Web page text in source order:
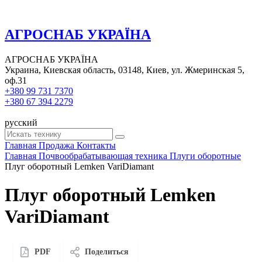
АГРОСНАБ УКРАЇНА
АГРОСНАБ УКРАЇНА
Украина, Киевская область, 03148, Киев, ул. Жмеринская 5,
оф.31
+380 99 731 7370
+380 67 394 2279
русский
Главная Продажа Контакты
Главная Почвообрабатывающая техника Плуги оборотные
Плуг оборотный Lemken VariDiamant
Плуг оборотный Lemken
VariDiamant
PDF Поделиться